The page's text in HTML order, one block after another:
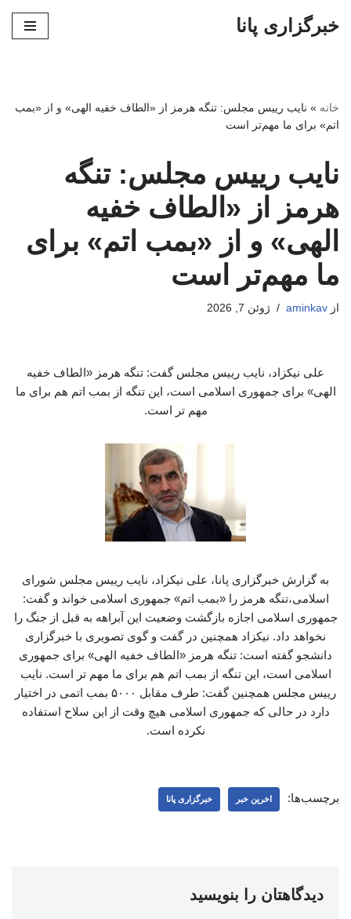
خبرگزاری پانا
خانه » نایب رییس مجلس: تنگه هرمز از «الطاف خفیه الهی» و از «بمب
اتم» برای ما مهم‌تر است
نایب رییس مجلس: تنگه
هرمز از «الطاف خفیه
الهی» و از «بمب اتم» برای
ما مهم‌تر است
از aminkav ژوئن 7, 2026
علی نیکزاد، نایب رییس مجلس گفت: تنگه هرمز «الطاف خفیه
الهی» برای جمهوری اسلامی است، این تنگه از بمب اتم هم برای ما
مهم تر است.
به گزارش خبرگزاری پانا، علی نیکزاد، نایب رییس مجلس شورای
اسلامی،تنگه هرمز را «بمب اتم» جمهوری اسلامی خواند و گفت:
جمهوری اسلامی اجازه بازگشت وضعیت این آبراهه به قبل از جنگ را
نخواهد داد. نیکزاد همچنین در گفت و گوی تصویری با خبرگزاری
دانشجو گفته است: تنگه هرمز «الطاف خفیه الهی» برای جمهوری
اسلامی است، این تنگه از بمب اتم هم برای ما مهم تر است. نایب
رییس مجلس همچنین گفت: طرف مقابل ۵۰۰۰ بمب اتمی در اختیار
دارد در حالی که جمهوری اسلامی هیچ وقت از این سلاح استفاده
نکرده است.
برچسب‌ها: اخرین خبر خبرگزاری پانا
دیدگاهتان را بنویسید